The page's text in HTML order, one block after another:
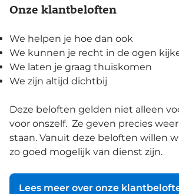
Onze klantbeloften
We helpen je hoe dan ook
We kunnen je recht in de ogen
We laten je graag thuiskomen
We zijn altijd dichtbij
Deze beloften gelden niet alleen
voor onszelf. Ze geven precies
staan. Vanuit deze beloften willen
zo goed mogelijk van dienst zijn.
Lees meer over onze